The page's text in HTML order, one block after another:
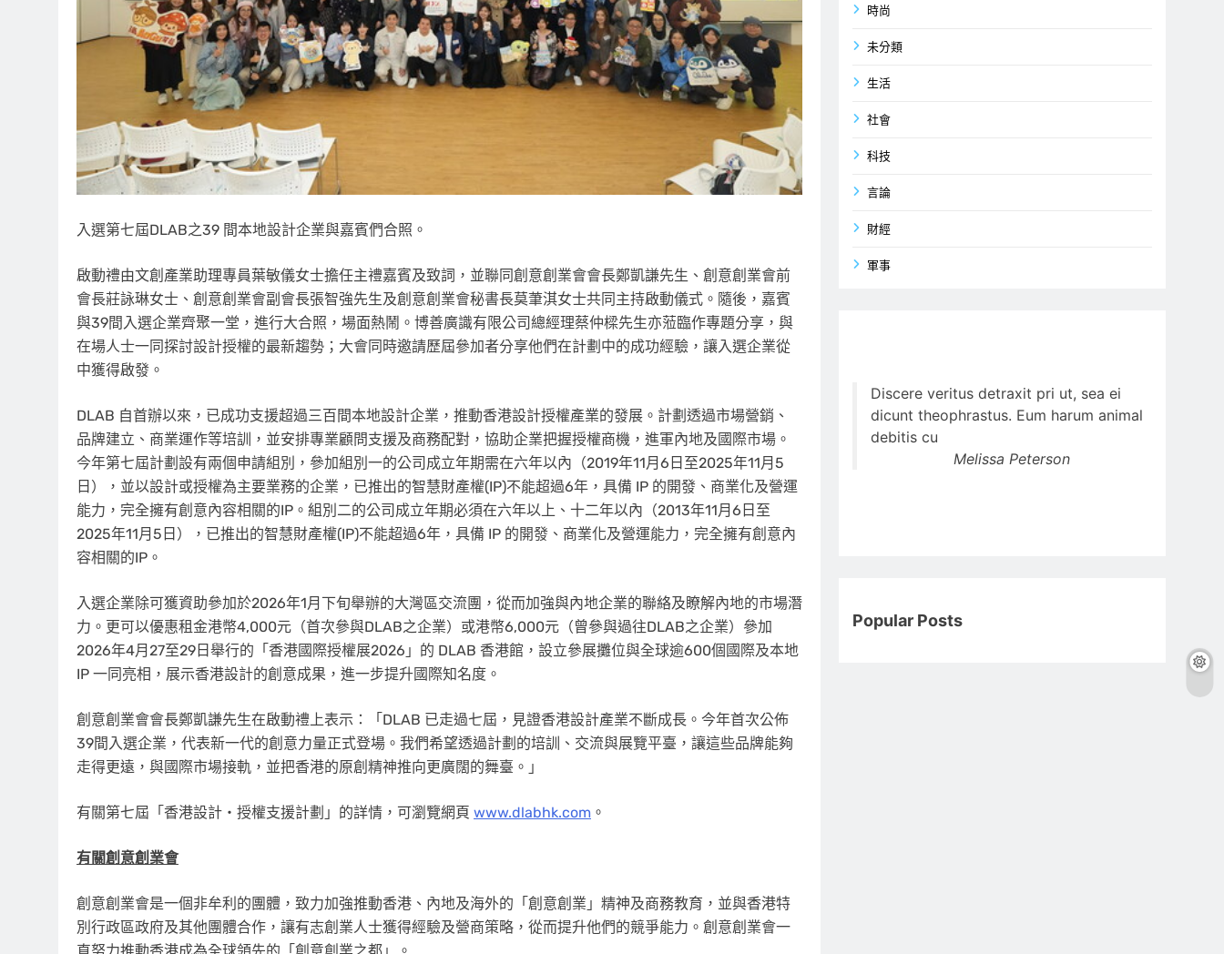
入選第七屆DLAB之39 間本地設計企業與嘉賓們合照。
啟動禮由文創產業助理專員葉敏儀女士擔任主禮嘉賓及致詞，並聯同創意創業會會長鄭凱謙先生、創意創業會前
會長莊詠琳女士、創意創業會副會長張智強先生及創意創業會秘書長莫茟淇女士共同主持啟動儀式。隨後，嘉賓
與39間入選企業齊聚一堂，進行大合照，場面熱鬧。博善廣識有限公司總經理蔡仲樑先生亦蒞臨作專題分享，與
在場人士一同探討設計授權的最新趨勢；大會同時邀請歷屆參加者分享他們在計劃中的成功經驗，讓入選企業從
中獲得啟發。
DLAB 自首辦以來，已成功支援超過三百間本地設計企業，推動香港設計授權產業的發展。計劃透過市場營銷、
品牌建立、商業運作等培訓，並安排專業顧問支援及商務配對，協助企業把握授權商機，進軍內地及國際市場。
今年第七屆計劃設有兩個申請組別，參加組別一的公司成立年期需在六年以內（2019年11月6日至2025年11月5
日），並以設計或授權為主要業務的企業，已推出的智慧財產權(IP)不能超過6年，具備 IP 的開發、商業化及營運
能力，完全擁有創意內容相關的IP。組別二的公司成立年期必須在六年以上、十二年以內（2013年11月6日至
2025年11月5日），已推出的智慧財產權(IP)不能超過6年，具備 IP 的開發、商業化及營運能力，完全擁有創意內
容相關的IP。
入選企業除可獲資助參加於2026年1月下旬舉辦的大灣區交流團，從而加強與內地企業的聯絡及瞭解內地的市場潛
力。更可以優惠租金港幣4,000元（首次參與DLAB之企業）或港幣6,000元（曾參與過往DLAB之企業）參加
2026年4月27至29日舉行的「香港國際授權展2026」的 DLAB 香港館，設立參展攤位與全球逾600個國際及本地
IP 一同亮相，展示香港設計的創意成果，進一步提升國際知名度。
創意創業會會長鄭凱謙先生在啟動禮上表示：「DLAB 已走過七屆，見證香港設計產業不斷成長。今年首次公佈
39間入選企業，代表新一代的創意力量正式登場。我們希望透過計劃的培訓、交流與展覽平臺，讓這些品牌能夠
走得更遠，與國際市場接軌，並把香港的原創精神推向更廣闊的舞臺。」
有關第七屆「香港設計‧授權支援計劃」的詳情，可瀏覽網頁 www.dlabhk.com 。
有關創意創業會
創意創業會是一個非牟利的團體，致力加強推動香港、內地及海外的「創意創業」精神及商務教育，並與香港特
別行政區政府及其他團體合作，讓有志創業人士獲得經驗及營商策略，從而提升他們的競爭能力。創意創業會一
時尚
未分類
生活
社會
科技
言論
財經
軍事
Discere veritus detraxit pri ut, sea ei
dicunt theophrastus. Eum harum animal
debitis cu
Melissa Peterson
Popular Posts